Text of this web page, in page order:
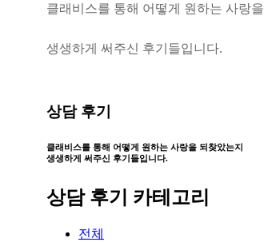
클래 비 스를 통해 어 떻게 원하는 사랑을
생생하게 써 주신 후기 들입니 다.
상담 후기
클래비스를 통해 어떻게 원하는 사랑을 되찾았는지
생생하게 써주신 후기들입니다.
상담 후기 카테고리
전체